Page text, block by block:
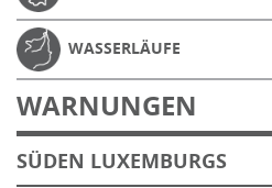
WASSERLÄUFE
WARNUNGEN
SÜDEN LUXEMBURGS